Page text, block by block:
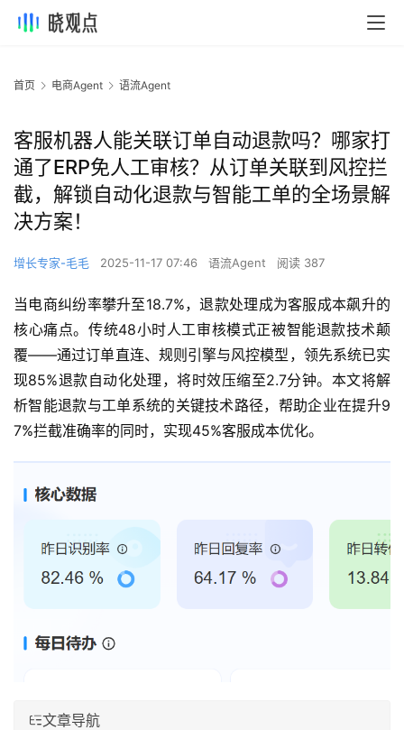
首页 电商Agent 语流Agent
客服机器人能关联订单自动退款吗？哪家打
通了ERP免人工审核？从订单关联到风控拦
截，解锁自动化退款与智能工单的全场景解
决方案！
增长专家-毛毛 2025-11-17 07:46 语流Agent 阅读 387
当电商纠纷率攀升至18.7%，退款处理成为客服成本飙升的
核心痛点。传统48小时人工审核模式正被智能退款技术颠
覆——通过订单直连、规则引擎与风控模型，领先系统已实
现85%退款自动化处理，将时效压缩至2.7分钟。本文将解
析智能退款与工单系统的关键技术路径，帮助企业在提升9
7%拦截准确率的同时，实现45%客服成本优化。
文章导航